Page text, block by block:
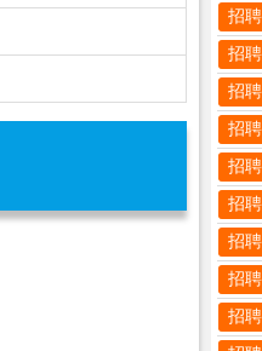
招聘
招聘
招聘
招聘
招聘
招聘
招聘
招聘
招聘